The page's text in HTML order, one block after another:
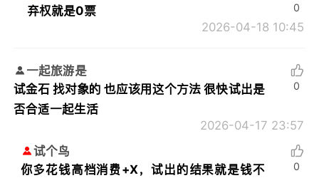
弃权就是0票
2026-04-18 10:45
0
一起旅游是
试金石 找对象的 也应该用这个方法 很快试出是
否合适一起生活
2026-04-17 23:57
0
试个鸟
你多花钱高档消费+X，试出的结果就是钱不
0